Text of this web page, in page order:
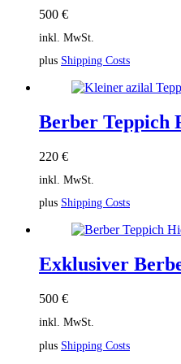
500 €
inkl. MwSt.
plus Shipping Costs
Berber Teppich
220 €
inkl. MwSt.
plus Shipping Costs
Exklusiver
500 €
inkl. MwSt.
plus Shipping Costs